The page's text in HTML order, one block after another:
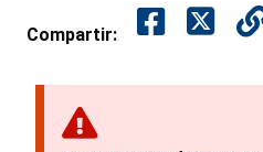
Compartir: